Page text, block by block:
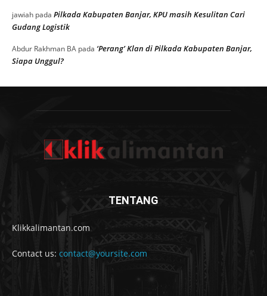
jawiah pada Pilkada Kabupaten Banjar, KPU masih Kesulitan Cari
Gudang Logistik
Abdur Rakhman BA pada ‘Perang’ Klan di Pilkada Kabupaten Banjar,
Siapa Unggul?
TENTANG
Klikkalimantan.com
Contact us: contact@yoursite.com